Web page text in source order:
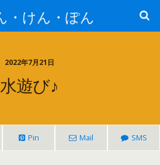
・けん・ぽん
2022年7月21日
水遊び♪
Pin Mail SMS